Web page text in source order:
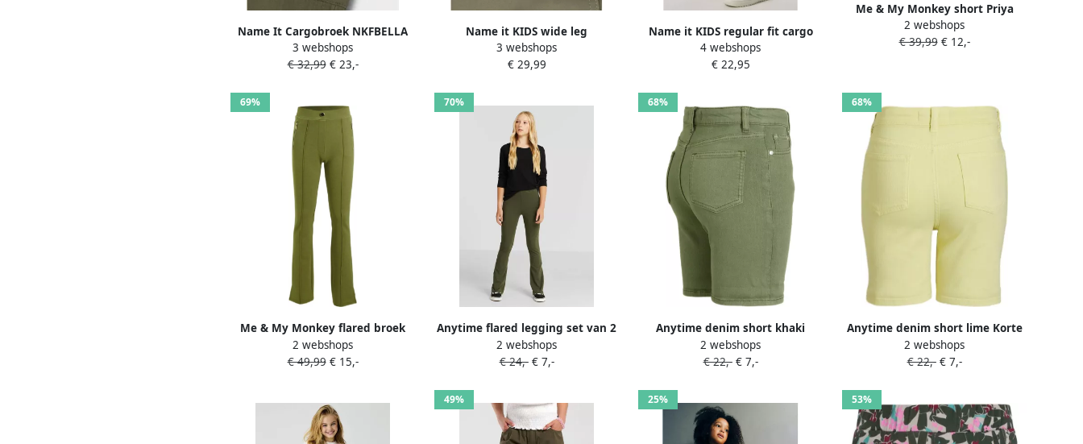
Name It Cargobroek NKFBELLA
ST TWI CARGO 8262-BU NOOS
met elastische band om
3 webshops
€ 32,99€ 23,-
Name it KIDS wide leg
cargobroek NKFROSE army groen
Meisjes Stretchdenim 122
3 webshops
€ 29,99
Name it KIDS regular fit cargo
bermuda NKMRYAN kaki Korte
broek Groen Stretchkatoen 104
4 webshops
€ 22,95
Me & My Monkey short Priya
khaki Korte broek Groen Meisjes
Katoen Effen 104
2 webshops
€ 39,99€ 12,-
69%
Me & My Monkey flared broek
Pixi khaki Groen Meisjes Viscose
Effen 110 116
2 webshops
€ 49,99€ 15,-
70%
Anytime flared legging set van 2
khaki Broek Groen Meisjes
Katoen Effen 110 116
2 webshops
€ 24,-€ 7,-
68%
Anytime denim short khaki
Groen Effen 134 | Denim short
van
2 webshops
€ 22,-€ 7,-
68%
Anytime denim short lime Korte
broek Groen Effen 134
2 webshops
€ 22,-€ 7,-
49% 25% 53%